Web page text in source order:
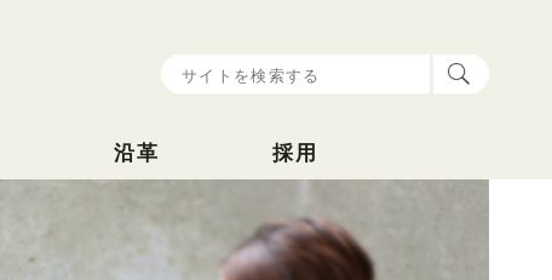
沿革 採用